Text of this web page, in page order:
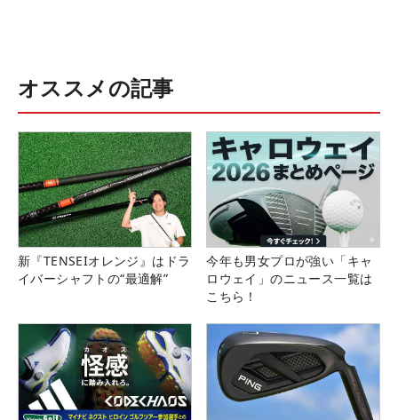
オススメの記事
新『TENSEIオレンジ』はドラ
イバーシャフトの“最適解”
今年も男女プロが強い「キャ
ロウェイ」のニュース一覧は
こちら！